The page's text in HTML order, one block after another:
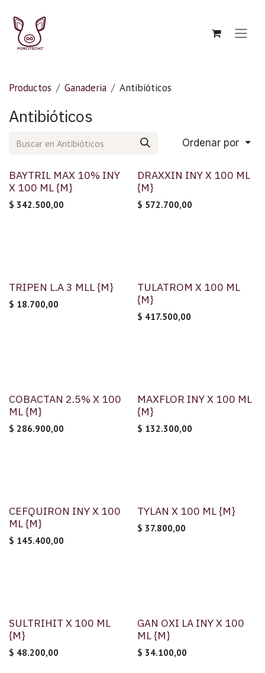
Productos Ganaderia Antibióticos
Antibióticos
Ordenar por
BAYTRIL MAX 10% INY
X 100 ML {M}
$ 342.500,00
DRAXXIN INY X 100 ML
{M}
$ 572.700,00
TRIPEN L.A 3 MLL {M}
$ 18.700,00
TULATROM X 100 ML
{M}
$ 417.500,00
COBACTAN 2.5% X 100
ML {M}
$ 286.900,00
MAXFLOR INY X 100 ML
{M}
$ 132.300,00
CEFQUIRON INY X 100
ML {M}
$ 145.400,00
TYLAN X 100 ML {M}
$ 37.800,00
SULTRIHIT X 100 ML
{M}
$ 48.200,00
GAN OXI LA INY X 100
ML {M}
$ 34.100,00